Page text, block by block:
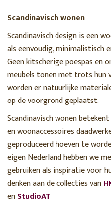
Scandinavisch wonen
Scandinavisch design is een
als eenvoudig, minimalistisch
Geen kitscherige poespas en
meubels tonen met trots hun
worden er natuurlijke
op de voorgrond geplaatst.
Scandinavisch wonen
en woonaccessoires
geproduceerd hoeven te
eigen Nederland hebben we
gebruiken als inspiratie voor
denken aan de collecties van
enStudioAT